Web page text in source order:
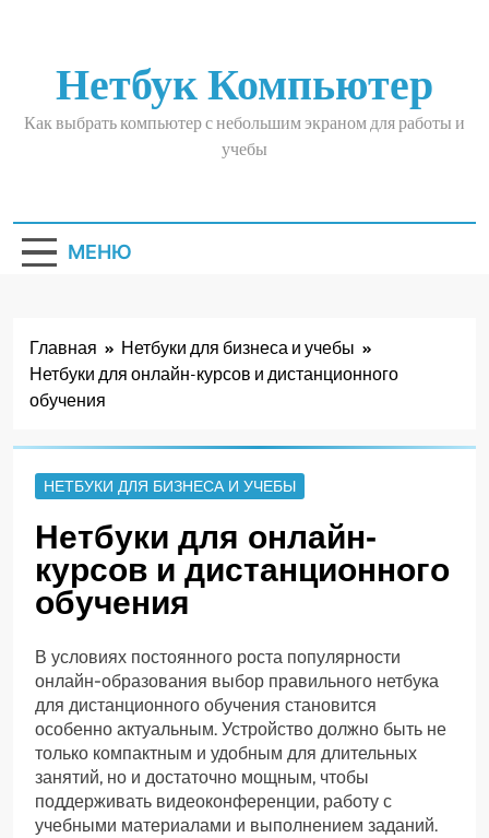
Нетбук Компьютер
Как выбрать компьютер с небольшим экраном для работы и
учебы
МЕНЮ
Главная
Нетбуки для бизнеса и учебы
Нетбуки для онлайн-курсов и дистанционного
обучения
НЕТБУКИ ДЛЯ БИЗНЕСА И УЧЕБЫ
Нетбуки для онлайн-
курсов и дистанционного
обучения
В условиях постоянного роста популярности
онлайн-образования выбор правильного нетбука
для дистанционного обучения становится
особенно актуальным. Устройство должно быть не
только компактным и удобным для длительных
занятий, но и достаточно мощным, чтобы
поддерживать видеоконференции, работу с
учебными материалами и выполнением заданий.